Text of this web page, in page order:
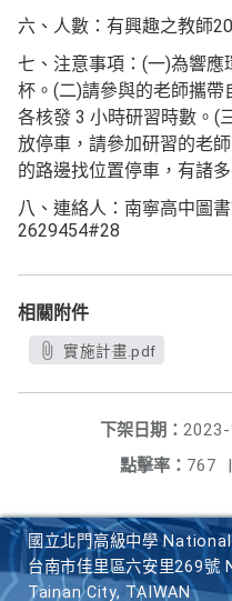
六、人數：有興趣之教師
七、注意事項：(一)為響
杯。(二)請參與的老師攜
各核發 3 小時研習時數。(
放停車，請參加研習的老
的路邊找位置停車，有諸
八、連絡人：南寧高中圖
2629454#28
相關附件
實施計畫.pdf
下架日期：
點擊率： 767 |
國立北門高級中學
台南市佳里區六安里269
Tainan City, TAIWAN